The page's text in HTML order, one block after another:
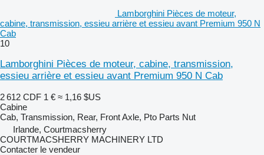
Lamborghini Pièces de moteur,
cabine, transmission, essieu arrière et essieu avant Premium 950 N
Cab
10
Lamborghini Pièces de moteur, cabine, transmission,
essieu arrière et essieu avant Premium 950 N Cab
2 612 CDF 1 € ≈ 1,16 $US
Cabine
Cab, Transmission, Rear, Front Axle, Pto Parts Nut
Irlande, Courtmacsherry
COURTMACSHERRY MACHINERY LTD
Contacter le vendeur